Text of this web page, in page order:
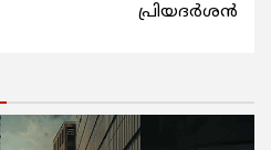
പ്രിയദര്‍ശന്‍